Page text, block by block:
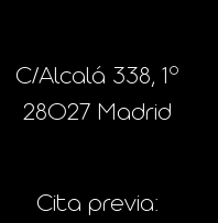
C/Alcalá 338, 1º
28027 Madrid
Cita previa: